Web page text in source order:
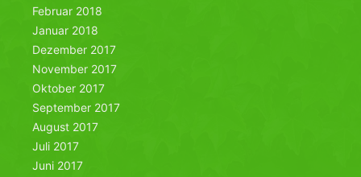
Februar 2018
Januar 2018
Dezember 2017
November 2017
Oktober 2017
September 2017
August 2017
Juli 2017
Juni 2017